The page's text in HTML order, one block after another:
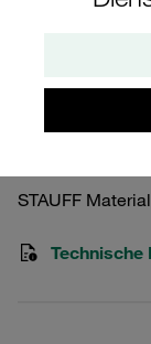
<420 bar
STAUFF
Technische